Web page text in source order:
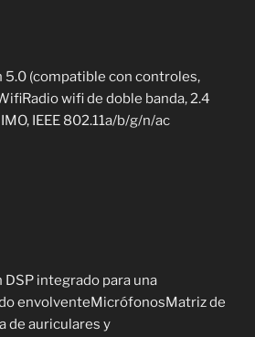
(compatible con controles,
wifi de doble banda, 2.4
IEEE 802.11a/b/g/n/ac
integrado para una
envolventeMicrófonosMatriz de
de auriculares y